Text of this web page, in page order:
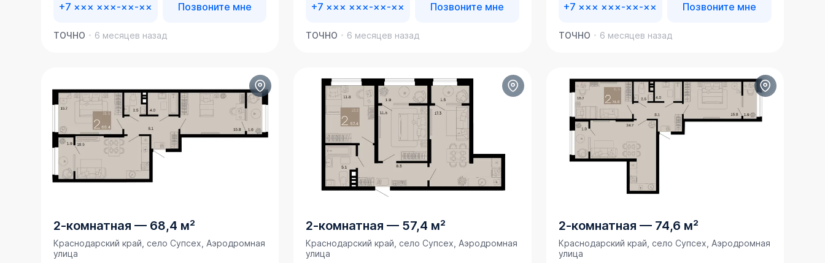
+7 ××× ×××-××-×× Позвоните мне
ТОЧНО 6 месяцев назад
+7 ××× ×××-××-×× Позвоните мне
ТОЧНО 6 месяцев назад
+7 ××× ×××-××-×× Позвоните мне
ТОЧНО 6 месяцев назад
2-комнатная — 68,4 м²
Краснодарский край, село Супсех, Аэродромная
улица
2-комнатная — 57,4 м²
Краснодарский край, село Супсех, Аэродромная
улица
2-комнатная — 74,6 м²
Краснодарский край, село Супсех, Аэродромная
улица